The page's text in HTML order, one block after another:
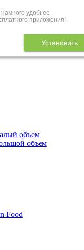
удобнее
приложения!
Установить
объем
объем
Food